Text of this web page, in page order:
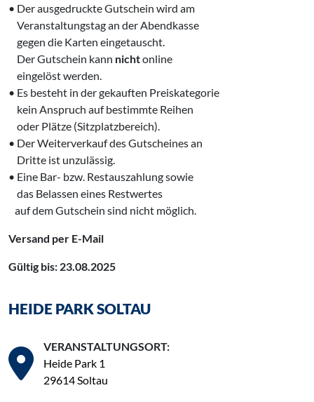
• Der ausgedruckte Gutschein wird am
‍ Veranstaltungstag an der Abendkasse
‍ gegen die Karten eingetauscht.
‍ Der Gutschein kann nichtonline
‍ eingelöst werden.
• Es besteht in der gekauften Preiskategorie
‍ kein Anspruch auf bestimmte Reihen
‍ oder Plätze (Sitzplatzbereich).
• Der Weiterverkauf des Gutscheines an
‍ Dritte ist unzulässig.
• Eine Bar- bzw. Restauszahlung sowie
‍ das Belassen eines Restwertes
‌ auf dem Gutschein sind nicht möglich.
Versand per E-Mail
Gültig bis: 23.08.2025
HEIDE PARK SOLTAU
VERANSTALTUNGSORT:
Heide Park 1
29614 Soltau